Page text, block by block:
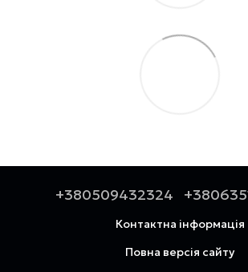
+380509432324
Контактна інформація
Повна версія сайту